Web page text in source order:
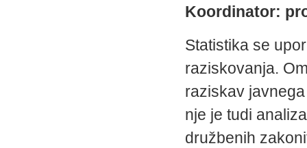
Koordinator:
Statistika se
raziskovanja.
raziskav
nje je tudi
družbenih